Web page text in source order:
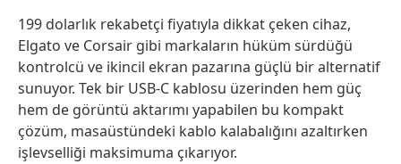
199 dolarlık rekabetçi fiyatıyla dikkat çeken cihaz,
Elgato ve Corsair gibi markaların hüküm sürdüğü
kontrolcü ve ikincil ekran pazarına güçlü bir alternatif
sunuyor. Tek bir USB-C kablosu üzerinden hem güç
hem de görüntü aktarımı yapabilen bu kompakt
çözüm, masaüstündeki kablo kalabalığını azaltırken
işlevselliği maksimuma çıkarıyor.